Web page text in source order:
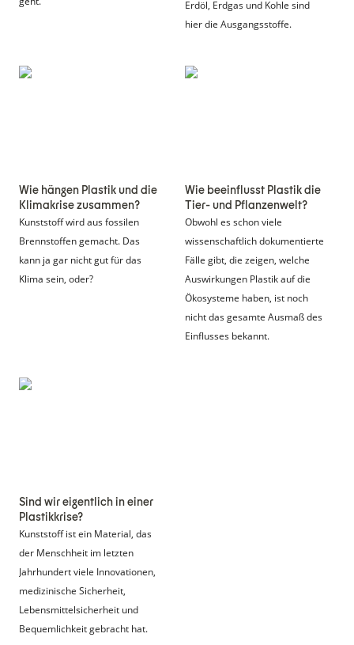
Erdöl, Erdgas und Kohle sind
hier die Ausgangsstoffe.
Wie hängen Plastik
Wie hängen Plastik und die
Klimakrise zusammen?
Kunststoff wird aus fossilen
Brennstoffen gemacht. Das
kann ja gar nicht gut für das
Klima sein, oder?
Wie beeinflusst
Wie beeinflusst Plastik die
Tier- und Pflanzenwelt?
Obwohl es schon viele
wissenschaftlich dokumentierte
Fälle gibt, die zeigen, welche
Auswirkungen Plastik auf die
Ökosysteme haben, ist noch
nicht das gesamte Ausmaß des
Einflusses bekannt.
Sind wir eigentlich in
Sind wir eigentlich in einer
Plastikkrise?
Kunststoff ist ein Material, das
der Menschheit im letzten
Jahrhundert viele Innovationen,
medizinische Sicherheit,
Lebensmittelsicherheit und
Bequemlichkeit gebracht hat.